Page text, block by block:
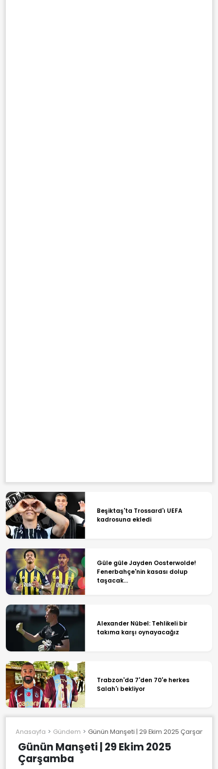
Beşiktaş'ta Trossard'ı UEFA
kadrosuna ekledi
Güle güle Jayden Oosterwolde!
Fenerbahçe'nin kasası dolup
taşacak...
Alexander Nübel: Tehlikeli bir
takıma karşı oynayacağız
Trabzon'da 7'den 70'e herkes
Salah'ı bekliyor
Anasayfa Gündem Günün Manşeti | 29 Ekim 2025 Çarşamba
Günün Manşeti | 29 Ekim 2025
Çarşamba